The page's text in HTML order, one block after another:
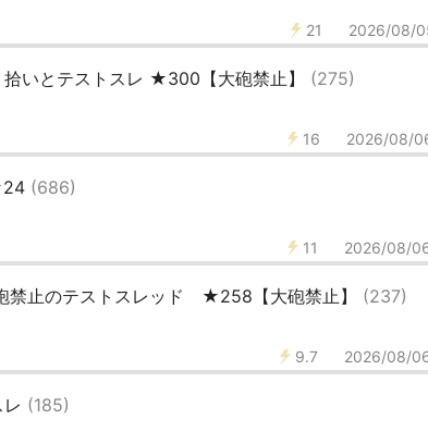
21 2026/08/
拾いとテストスレ ★300【大砲禁止】 (275)
16 2026/08/
(686)
11 2026/08/
禁止のテストスレッド ★258【大砲禁止】 (237)
9.7 2026/08/
(185)